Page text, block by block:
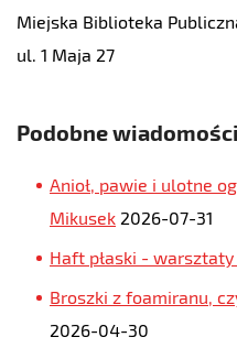
Miejska Biblioteka
ul. 1 Maja 27
Podobne
Anioł, pawie i ulotne
Mikusek 2026-07-31
Haft płaski - warsztaty
Broszki z foamiranu,
2026-04-30